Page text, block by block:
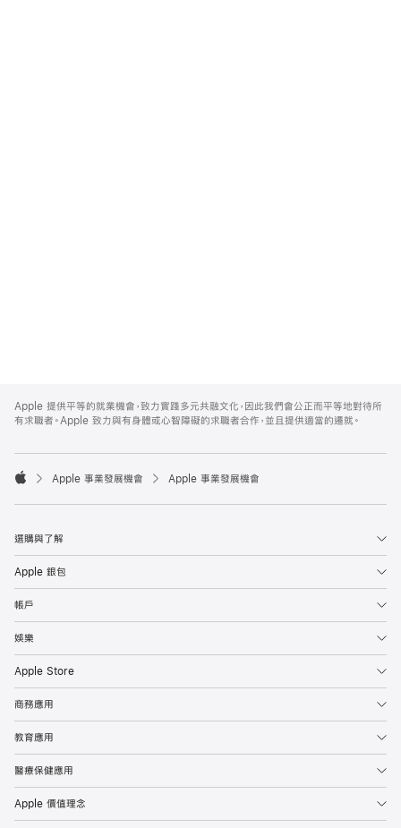
Footer
Apple 提供平等的就業機會，致力實踐多元共融文化，因此我們會公正而平等地對待所
有求職者。Apple 致力與有身體或心智障礙的求職者合作，並且提供適當的遷就。

Apple 事業發展機會 Apple 事業發展機會
選購與了解
Apple 銀包
帳戶
娛樂
Apple Store
商務應用
教育應用
醫療保健應用
Apple 價值理念